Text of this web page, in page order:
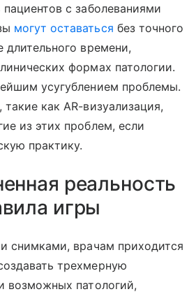
с заболеваниями
могут оставаться без точного
длительного времени,
формах патологии.
усугублением проблемы.
как AR-визуализация,
из этих проблем, если
практику.
реальность
игры
снимками, врачам приходится
трехмерную
возможных патологий,